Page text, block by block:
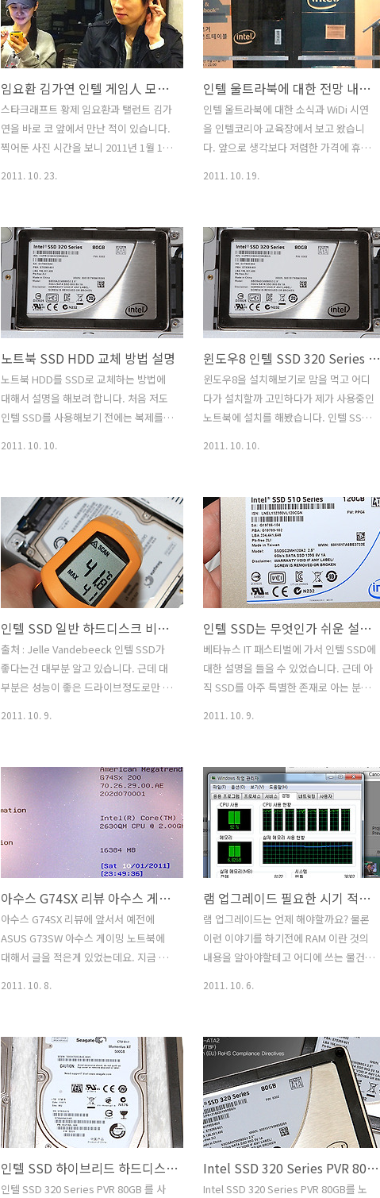
은 120GB가 예전의 80GB의 가격정도로
낮아지면서 SSD를 운영체제용으로 쓰고
HDD를 부족한 용량을 채우는 용도로 같
이 많이 쓰고 있죠. SSD는 크게 SLC와
MLC 두가지 타입으로 나뉩니다. SLC는
Single Level Cell의 약자이며 하나의 셀
당 1개의 비트를 저장하는 방식입니다.
MLC는 하나의 셀당 2개 이상의 비트를 저
Boot 기술을 추가해서 기존보다 1.5배 성
능이 향상되었습니다. SSD가 지금 가격
이 낮아지고 좋은 특성을 보여주고 있긴
하지만, 아직까지는 용량적인 측면에서는
HDD가 앞서므로 당분간은 하이브리드
하드디스크의 수요도 있을 것 같네요. 실
제로 1세대 제품 경우 누적판매량 백만대
를 돌파하였고 주요 노트북 및 데스크탑
임요환 김가연 인텔 게임人 모임 후기
스타크래프트 황제 임요환과 탤런트 김가
연을 바로 코 앞에서 만난 적이 있습니다.
찍어둔 사진 시간을 보니 2011년 1월 10
기 만났네요. 지난일이긴 하지만 기록삼
아 적어봅니다. 임요환 선수와 이야기를
나눠보고 난뒤 느낀건 정말 한가지에 열
심히 하고 있다는 생각이었습니다. 김가
연님도 옆에서 말하길 정말 뭘 하더라도
게임 생각만 하고 집중을 한다고 하더군
요. "한가지에 미쳐라" 이게 저의 생각이
기도 한데요. 더 열심히 해야겠다라는 생
각도 들었습니다. 이야기를 해보니 심성
도 좋아 보입니다. 제가 게임을 좋아하긴
하지만 선수를 따라다니고 그럴정도는 아
고 참 ..
2011. 10. 23.
인텔 울트라북에 대한 전망 내년이 새로울 것
인텔 울트라북에 대한 소식과 WiDi 시연
을 인텔코리아 교육장에서 보고 왔습니
다. 앞으로 생각보다 저렴한 가격에 휴대
려준 울트라북은 이전 울트라씬과 비교가
안될정도로 얇아지고 팬이 없어지며, 끌
필요가 없고 화면을 닫았다가 필요할때
바로 열어서 사용할 수 있게 될 겁니다. 인
텔 울트라북 기대되지 않으세요? 제 경우
에는 팬이 거의 돌지 않는 노트북이나 팬
이 없으면서도 웹서핑을 무난하게 할 수
있는 노트북을 상당히 기다려왔는데요.
웹서핑 비율이 훨씬 많기때문에 근데
2011년 하반기에 이런 울트라북들이 나
오기 시작하고 이미 샌디브릿지 기반의
된게..
2011. 10. 19.
노트북 SSD HDD 교체 방법 설명
노트북 HDD를 SSD로 교체하는 방법에
대해서 설명을 해보려 합니다. 처음 저도
인텔 SSD를 사용해보기 전에는 복제를
80GB 박스를 열어보면 안에 작은 씨디가
들어 있습니다. 그 씨디 안에는 복제툴이
들어있는데 이미 잘 알고 계시는 acronis
사의 복제툴이 번들로 들어있더군요. 복
잡해보이지만 천천히 따라하면 기존에 쓰
던 하드디스크의 내용을 SSD로 옮긴 뒤
갈아 끼울 수 있습니다. 이번에는 직접
Acronis 의 트루이미지를 이용해서 복제
를 해보도록 하겠습니다. 물론 해당 프로
그램이 없는분은 SSD 박스에 들어있는
툴을 이용하시기 바랍니다. 교체를 하기
2011. 10. 10.
윈도우8 인텔 SSD 320 Series 노트북 설치 호환성 확인
윈도우8을 설치해보기로 맘을 먹고 어디
다가 설치할까 고민하다가 제가 사용중인
노트북에 설치를 해봤습니다. 인텔 SSD
느낀건 이제는 점점 모바일과 컴퓨터의
경계가 모호해진다는것이네요. 이유라면
모바일 기기의 전체적인 성능이 점점 올
라갔고 유저의 기대치가 점점 높아지는것
에 있겠죠. 물론 아직은 배터리의 성능과
전력적인 부분도 해결해야할 숙제이긴 하
지만요. 제 노트북에 인텔 SSD를 설치하
고 제일 먼저 해본것은 윈도우8을 설치해
본것입니다. 근데 이걸 제일 먼저 적어야
하는데 이제서야 글을 적네요. 윈도우8 설
치 가이드 : 윈도우8 설치 방법 설명 윈도
2011. 10. 10.
인텔 SSD 일반 하드디스크 비교해서 좋은 점
출처 : Jelle Vandebeeck 인텔 SSD가
좋다는건 대부분 알고 있습니다. 근데 대
부분은 성능이 좋은 드라이브정도로만 알
리가 이미 많이 사용하고 있는 하드디스
크 (HDD) 보다 구조적인 차이때문에 충격
에 강하기 때문이죠. 물론 기판자체가 다
치면 안되기 때문에 SSD의 기판은 마그
네슘 합금의 박스 안에 담기게 됩니다. 미
리 말해드리지만 충격에 강하다는것이지
일부러 충격을 줘도 된다는 뜻은 아닙니
다. 제가 아래에서 인텔 SSD가 일반하드
디스크에 비해서 무엇이 좋은지 설명하는
내용은 참고로만 봐주세요. 이미 많이 사
용하고 있는 노트북용 하드디스크 입니
2011. 10. 9.
인텔 SSD는 무엇인가 쉬운 설명과 인텔 SSD 강의 동영상
베타뉴스 IT 패스티벌에 가서 인텔 SSD에
대한 설명을 들을 수 있었습니다. 근데 아
직 SSD를 아주 특별한 존재로 아는 분들
플래시타입이라 성능이 빠르다고 근데 아
직은 가격이 비싸다고 말이죠. 네 맞는말
이긴 하지만, 몇가지 생각해보면 디스크
를 구동시키는 형태의 하드디스크 경우
디스크의 크기가 중요하기에 3.5인치 또
는 2.5인치 아주 예전에는 5.25인치 크기
의 하드디스크가 있었고 용량과 성능에도
연관이 있었습니다. 하지만 SSD라는 낸
드플래시 기반의 드라이브가 나오고 난뒤
로는 크기는 의미가 없어졌습니다. 2.5인
치의 SSD 를 꼭 노트북에만 쓰기위해서
2011. 10. 9.
아수스 G74SX 리뷰 아수스 게이밍 노트북 리뷰 G74SX-91038V
아수스 G74SX 리뷰에 앞서서 예전에
ASUS G73SW 아수스 게이밍 노트북에
대해서 글을 적은게 있었는데요. 지금 설
할 수 있기에 이것저것 많이 만져 보았습
니다. 그냥 게임만 돌아간다고 해서 게이
밍 노트북이라고 말하면 안될듯합니다.
아수스 G74SX 리뷰를 통해서 게이밍 노
트북에 있어서 게임이 돌아가는 것 외에
도 안정성 , 성능, 소음 부분 등 여러가지
부분에서 중요하다는것을 느낄 수 있습니
다. G74SX-91038V 는 사양만 엄청나게
넣어놓은 괴물노트북이 아니라 실제 게임
2011. 10. 8.
램 업그레이드 필요한 시기 적정 용량
램 업그레이드는 언제 해야할까요? 물론
이런 이야기를 하기전에 RAM 이란 것의
내용을 알아야할테고 어디에 쓰는 물건인
간이 램입니다. 하드디스크에서 로드된
파일들을 올려놓고 프로세스가 사용하는
공간인것이죠. 만약 램이란게 부족하다면
어떻게 될까요? 책을 여러권 들고왔는데
책상이 손바닥 만합니다. 그럼 책하나 꺼
내놓고 뭔가 하나 읽고 다시 덮어서 내려
놓고 다른 책을 다시 펼쳐놓고 하는 작업
을 하게 됩니다. 컴퓨터도 마찬가지입니
다. 램이 부족하면 다시 읽어야하는 내용
2011. 10. 6.
인텔 SSD 하이브리드 하드디스크 어플리케이션 로딩 속도 비교
인텔 SSD 320 Series PVR 80GB 를 사
Intel SSD 320 Series PVR 80GB 노트북 부팅 속도 성능 보기
Intel SSD 320 Series PVR 80GB를 노